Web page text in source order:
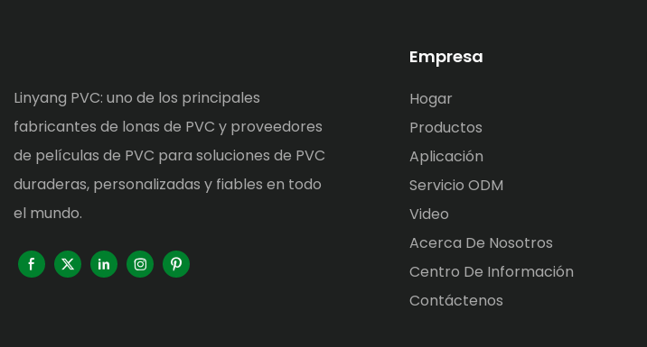
Linyang PVC: uno de los principales
fabricantes de lonas de PVC y proveedores
de películas de PVC para soluciones de PVC
duraderas, personalizadas y fiables en todo
el mundo.
Empresa
Hogar
Productos
Aplicación
Servicio ODM
Video
Acerca De Nosotros
Centro De Información
Contáctenos